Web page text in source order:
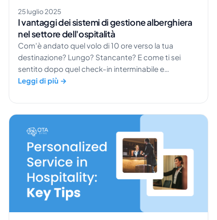
25 luglio 2025
I vantaggi dei sistemi di gestione alberghiera
nel settore dell'ospitalità
Com'è andato quel volo di 10 ore verso la tua
destinazione? Lungo? Stancante? E come ti sei
sentito dopo quel check-in interminabile e
scomodo, una volta arrivato in struttura?
sicuramente dal fatto che avessero o meno un
sistema di gestione alberghiera. Lo sapevi che il 61%
dei consumatori è […]
Leggi di più →